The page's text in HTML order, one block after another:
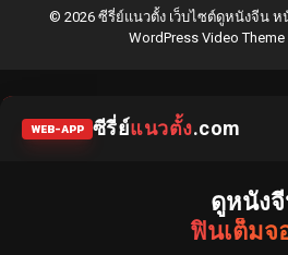
© 2026 ซีรี่ย์แนวตั้ง เว็บไซต์ดูหนังจีน
WordPress Video Theme
WEB-APP ซีรี่ย์แนวตั้ง.com
ดูหนัง
ฟินเต็มจ